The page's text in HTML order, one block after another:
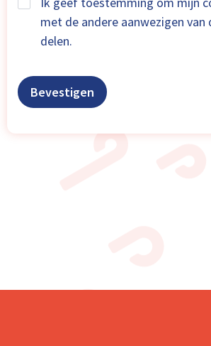
met de andere aanwezigen van
delen.
Bevestigen